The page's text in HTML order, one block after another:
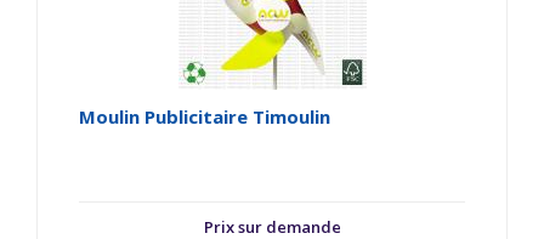
Moulin Publicitaire Timoulin
Prix sur demande